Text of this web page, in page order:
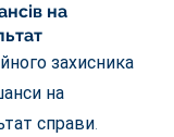
на
захисника
на
справи.